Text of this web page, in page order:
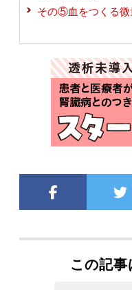
その⑤血をつくる
この記